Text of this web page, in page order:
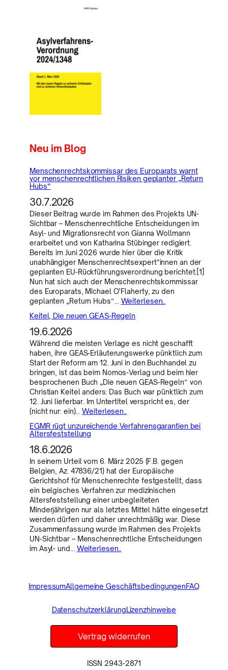
Neu im Blog
Menschenrechtskommissar des Europarats warnt
vor menschenrechtlichen Risiken geplanter „Return
Hubs“
30.7.2026
Dieser Beitrag wurde im Rahmen des Projekts UN-
Sichtbar – Menschenrechtliche Entscheidungen im
Asyl- und Migrationsrecht von Gianna Wollmann
erarbeitet und von Katharina Stübinger redigiert.
Bereits im Juni 2026 wurde hier über die Kritik
unabhängiger Menschenrechtsexpert*innen an der
geplanten EU-Rückführungsverordnung berichtet.[1]
Nun hat sich auch der Menschenrechtskommissar
des Europarats, Michael O’Flaherty, zu den
geplanten „Return Hubs“… Weiterlesen..
Keitel, Die neuen GEAS-Regeln
19.6.2026
Während die meisten Verlage es nicht geschafft
haben, ihre GEAS-Erläuterungswerke pünktlich zum
Start der Reform am 12. Juni in den Buchhandel zu
bringen, ist das beim Nomos-Verlag und beim hier
besprochenen Buch „Die neuen GEAS-Regeln“ von
Christian Keitel anders: Das Buch war pünktlich zum
12. Juni lieferbar. Im Untertitel verspricht es, der
(nicht nur: ein)…Weiterlesen..
EGMR rügt unzureichende Verfahrensgarantien bei
Altersfeststellung
18.6.2026
In seinem Urteil vom 6. März 2025 (F.B. gegen
Belgien, Az. 47836/21) hat der Europäische
Gerichtshof für Menschenrechte festgestellt, dass
ein belgisches Verfahren zur medizinischen
Altersfeststellung einer unbegleiteten
Minderjährigen nur als letztes Mittel hätte eingesetzt
werden dürfen und daher unrechtmäßig war. Diese
Zusammenfassung wurde im Rahmen des Projekts
UN-Sichtbar – Menschenrechtliche Entscheidungen
im Asyl- und… Weiterlesen..
ImpressumAllgemeine GeschäftsbedingungenFAQ
DatenschutzerklärungLizenzhinweise
Vertrag widerrufen
ISSN 2943-2871